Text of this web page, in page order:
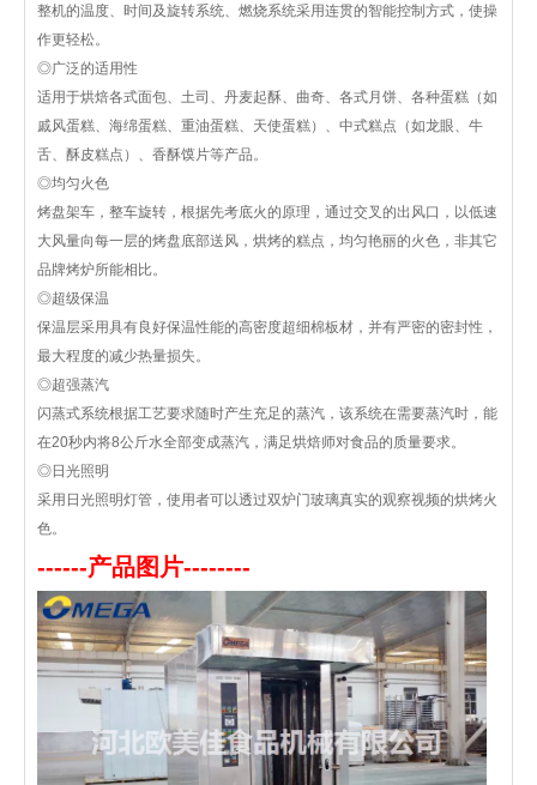
整机的温度、时间及旋转系统、燃烧系统采用连贯的智能控制方式，使操
作更轻松。
◎广泛的适用性
适用于烘焙各式面包、土司、丹麦起酥、曲奇、各式月饼、各种蛋糕（如
戚风蛋糕、海绵蛋糕、重油蛋糕、天使蛋糕）、中式糕点（如龙眼、牛
舌、酥皮糕点）、香酥馍片等产品。
◎均匀火色
烤盘架车，整车旋转，根据先考底火的原理，通过交叉的出风口，以低速
大风量向每一层的烤盘底部送风，烘烤的糕点，均匀艳丽的火色，非其它
品牌烤炉所能相比。
◎超级保温
保温层采用具有良好保温性能的高密度超细棉板材，并有严密的密封性，
最大程度的减少热量损失。
◎超强蒸汽
闪蒸式系统根据工艺要求随时产生充足的蒸汽，该系统在需要蒸汽时，能
在20秒内将8公斤水全部变成蒸汽，满足烘焙师对食品的质量要求。
◎日光照明
采用日光照明灯管，使用者可以透过双炉门玻璃真实的观察视频的烘烤火
色。
------产品图片--------